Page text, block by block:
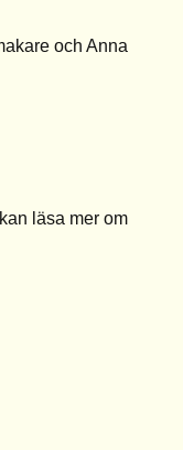
och Anna
läsa mer om